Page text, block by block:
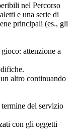
nel Percorso
e una serie di
principali (es., gli
attenzione a
altro continuando
termine del servizio
con gli oggetti